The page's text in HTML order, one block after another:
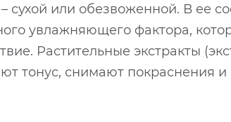
сухой или обезвоженной. В ее
увлажняющего фактора,
Растительные экстракты
тонус, снимают покраснения и